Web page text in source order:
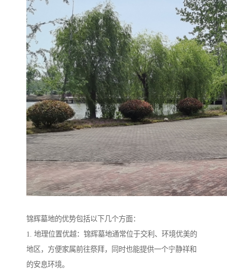
锦辉墓地的优势包括以下几个方面：
1. 地理位置优越：锦辉墓地通常位于交利、环境优美的
地区，方便家属前往祭拜，同时也能提供一个宁静祥和
的安息环境。